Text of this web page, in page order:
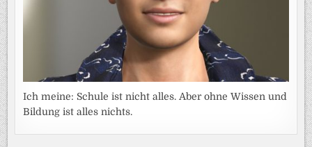
Ich meine: Schule ist nicht alles. Aber ohne Wissen und
Bildung ist alles nichts.